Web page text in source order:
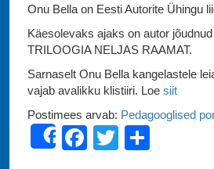
Onu Bella on Eesti Autorite Ühingu
Käesolevaks ajaks on autor
TRILOOGIA NELJAS RAAMAT.
Sarnaselt Onu Bella kangelastele
vajab avalikku klistiiri. Loe siit
Postimees arvab: Pedagooglised
ShareFacebook
Twitter